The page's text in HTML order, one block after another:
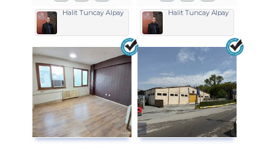
Halit Tuncay Alpay Halit Tuncay Alpay